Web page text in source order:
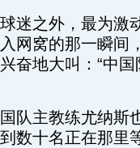
之外，最为激
网窝的那一瞬间
奋地大叫：“中
主教练尤纳斯
数十名正在那里